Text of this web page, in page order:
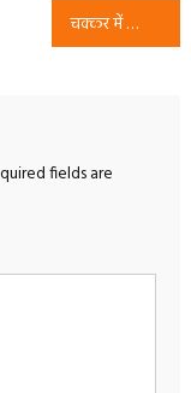
चक्कर में क्यों पड़ें, बेहतर विकल्प चुनें – राष्ट्रीय सुरक्षा पार्टी का जनजागरण संदेश
fields are